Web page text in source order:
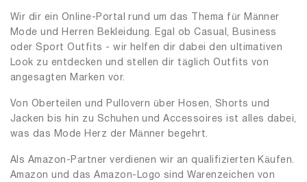
Wir dir ein Online-Portal rund um das Thema für Männer
Mode und Herren Bekleidung. Egal ob Casual, Business
oder Sport Outfits - wir helfen dir dabei den ultimativen
Look zu entdecken und stellen dir täglich Outfits von
angesagten Marken vor.
Von Oberteilen und Pullovern über Hosen, Shorts und
Jacken bis hin zu Schuhen und Accessoires ist alles dabei,
was das Mode Herz der Männer begehrt.
Als Amazon-Partner verdienen wir an qualifizierten Käufen.
Amazon und das Amazon-Logo sind Warenzeichen von